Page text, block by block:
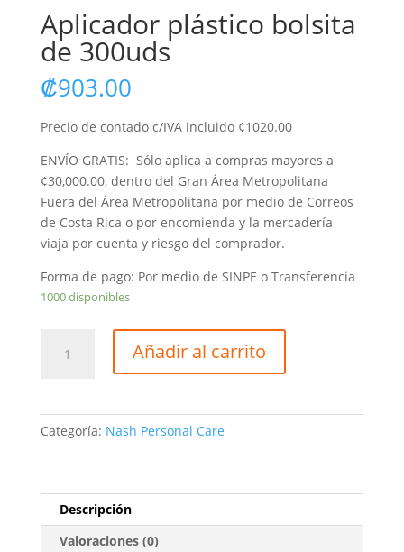
Aplicador plástico bolsita
de 300uds
₡903.00
Precio de contado c/IVA incluido ¢1020.00
ENVÍO GRATIS: Sólo aplica a compras mayores a
¢30,000.00, dentro del Gran Área Metropolitana
Fuera del Área Metropolitana por medio de Correos
de Costa Rica o por encomienda y la mercadería
viaja por cuenta y riesgo del comprador.
Forma de pago: Por medio de SINPE o Transferencia
1000 disponibles
plástico
cantidad
Añadir al carrito
Categoría: Nash Personal Care
Descripción
Valoraciones (0)